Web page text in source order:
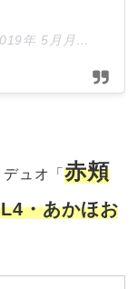
年 5月月1日午前2時09分PDT
ュオ「赤頬
・あかほお